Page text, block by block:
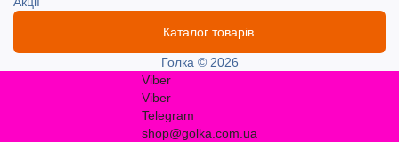
Каталог товарів
Голка © 2026
Viber
Viber
Telegram
shop@golka.com.ua